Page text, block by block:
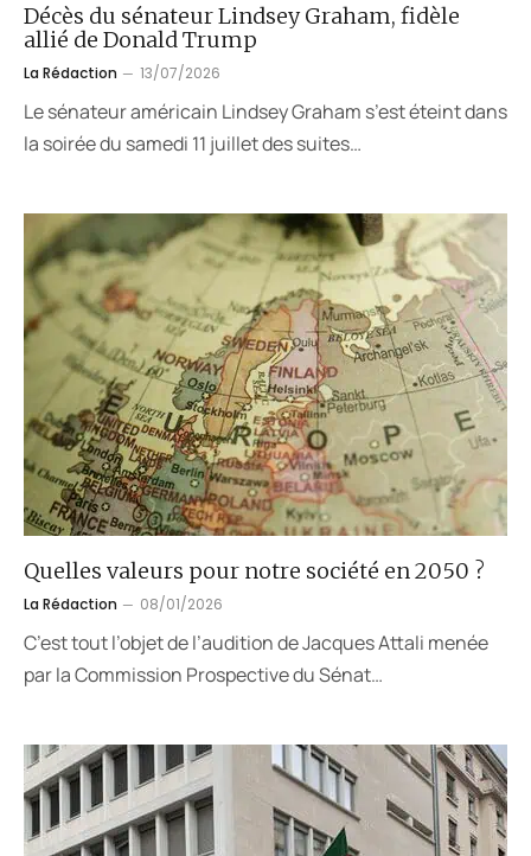
Décès du sénateur Lindsey Graham, fidèle
allié de Donald Trump
La Rédaction 13/07/2026
Le sénateur américain Lindsey Graham s’est éteint dans
la soirée du samedi 11 juillet des suites…
Quelles valeurs pour notre société en 2050 ?
La Rédaction 08/01/2026
C’est tout l’objet de l’audition de Jacques Attali menée
par la Commission Prospective du Sénat…